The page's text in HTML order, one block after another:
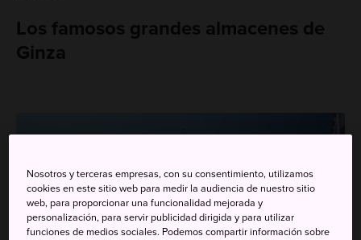
Los famosos grandes almacenes de
Ginza
Nosotros y terceras empresas, con su consentimiento, utilizamos
cookies en este sitio web para medir la audiencia de nuestro sitio
web, para proporcionar una funcionalidad mejorada y
personalización, para servir publicidad dirigida y para utilizar
funciones de medios sociales. Podemos compartir información sobre